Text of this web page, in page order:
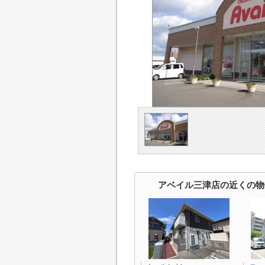
アベイル三津店の近くの